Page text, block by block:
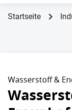
Startseite
Wasserstoff &